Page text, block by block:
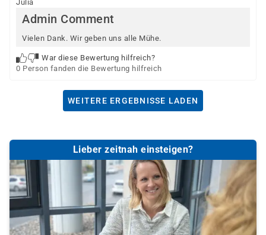
Julia
Admin Comment
Vielen Dank. Wir geben uns alle Mühe.
War diese Bewertung hilfreich?
0 Person fanden die Bewertung hilfreich
WEITERE ERGEBNISSE LADEN
Lieber zeitnah einsteigen?